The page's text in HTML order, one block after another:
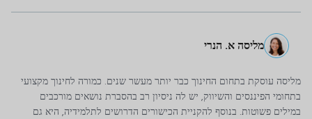
מליסה א. הנרי
מליסה עוסקת בתחום החינוך כבר יותר מעשר שנים. כמורה לחינוך מקצועי
בתחומי הפיננסים והשיווק, יש לה ניסיון רב בהסברת נושאים מורכבים
במילים פשוטות. בנוסף להקניית הכישורים הדרושים לתלמידיה, היא גם